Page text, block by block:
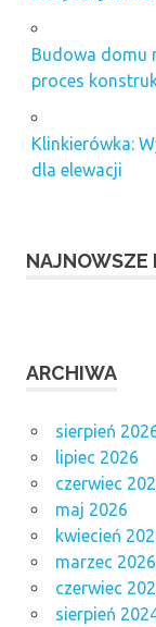
Budowa domu
proces
Klinkierówka:
dla elewacji
NAJNOWSZE
ARCHIWA
sierpień
lipiec 2026
czerwiec
maj 2026
kwiecień
marzec 2026
czerwiec
sierpień